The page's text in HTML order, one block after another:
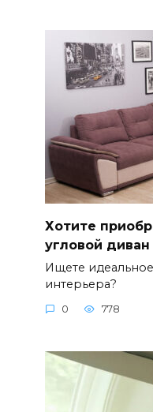
Хотите
угловой
Ищете
интерьера?
0 778